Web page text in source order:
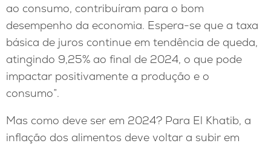
ao consumo, contribuíram para o bom
desempenho da economia. Espera-se que a taxa
básica de juros continue em tendência de queda,
atingindo 9,25% ao final de 2024, o que pode
impactar positivamente a produção e o
consumo”.
Mas como deve ser em 2024? Para El Khatib, a
inflação dos alimentos deve voltar a subir em